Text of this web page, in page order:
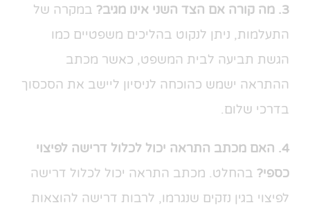
3. מה קורה אם הצד השני אינו מגיב?
במקרה של
התעלמות, ניתן לנקוט בהליכים משפטיים כמו
הגשת תביעה לבית המשפט, כאשר מכתב
ההתראה ישמש כהוכחה לניסיון ליישב את הסכסוך
בדרכי שלום.
4. האם מכתב התראה יכול לכלול דרישה לפיצוי
כספי? בהחלט. מכתב התראה יכול לכלול דרישה
לפיצוי בגין נזקים שנגרמו, לרבות דרישה להוצאות